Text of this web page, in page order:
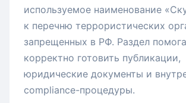
используемое наименование
к перечню террористических
запрещенных в РФ. Раздел
корректно готовить публикации,
юридические документы и
compliance-процедуры.